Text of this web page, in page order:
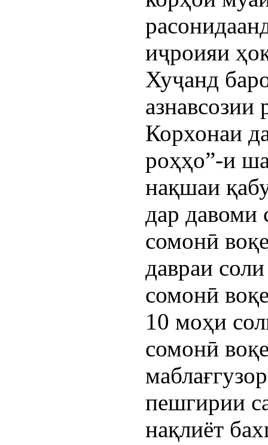
иҷроияи
Хуҷанд
азнавсозии
Корхонаи
роҳҳо”-и
нақшаи
дар давоми
сомонӣ
давраи
сомонӣ
10 моҳи
сомонӣ
пешгирии
нақлиёт